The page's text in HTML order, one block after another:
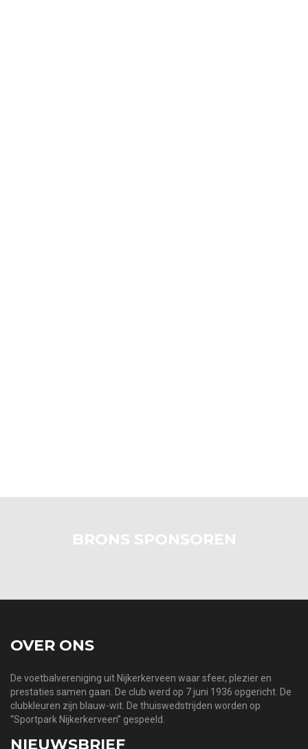
BRONS SPONSOREN
OVER ONS
De voetbalvereniging uit Nijkerkerveen waar sfeer, plezier en
prestaties samen gaan. De club werd op 7 juni 1936 opgericht. De
clubkleuren zijn blauw-wit. De thuiswedstrijden worden op
“Sportpark Nijkerkerveen” gespeeld.
NIEUWSBRIEF